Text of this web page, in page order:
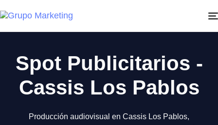
Spot Publicitarios -
Cassis Los Pablos
Producción audiovisual en Cassis Los Pablos,